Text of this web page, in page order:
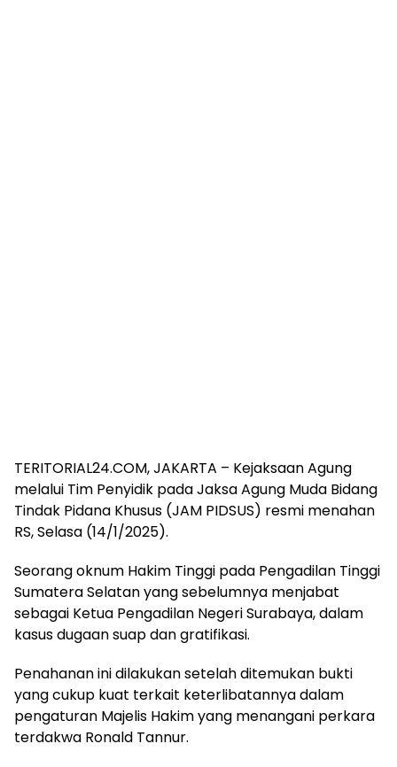
TERITORIAL24.COM, JAKARTA – Kejaksaan Agung
melalui Tim Penyidik pada Jaksa Agung Muda Bidang
Tindak Pidana Khusus (JAM PIDSUS) resmi menahan
RS, Selasa (14/1/2025).
Seorang oknum Hakim Tinggi pada Pengadilan Tinggi
Sumatera Selatan yang sebelumnya menjabat
sebagai Ketua Pengadilan Negeri Surabaya, dalam
kasus dugaan suap dan gratifikasi.
Penahanan ini dilakukan setelah ditemukan bukti
yang cukup kuat terkait keterlibatannya dalam
pengaturan Majelis Hakim yang menangani perkara
terdakwa Ronald Tannur.